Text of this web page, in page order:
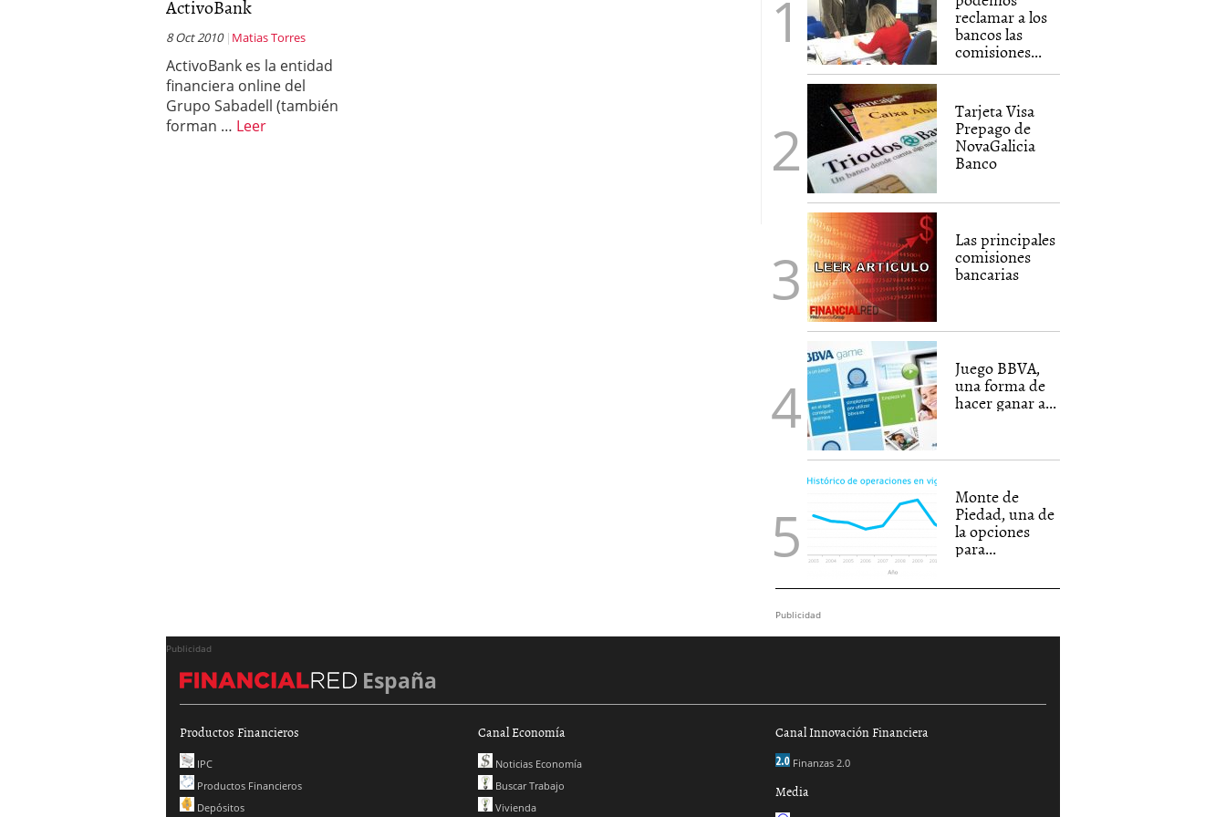
ActivoBank
8 Oct 2010 Matias Torres
ActivoBank es la entidad
financiera online del
Grupo Sabadell (también
forman … Leer
reclamar a los
bancos las
comisiones...
Tarjeta Visa
Prepago de
NovaGalicia
Banco
Las principales
comisiones
bancarias
Juego BBVA,
una forma de
hacer ganar a...
Monte de
Piedad, una de
la opciones
para...
Publicidad
Publicidad
España
Productos Financieros
IPC
Productos Financieros
Depósitos
Canal Economía
Noticias Economía
Buscar Trabajo
Vivienda
Canal Innovación Financiera
Finanzas 2.0
Media